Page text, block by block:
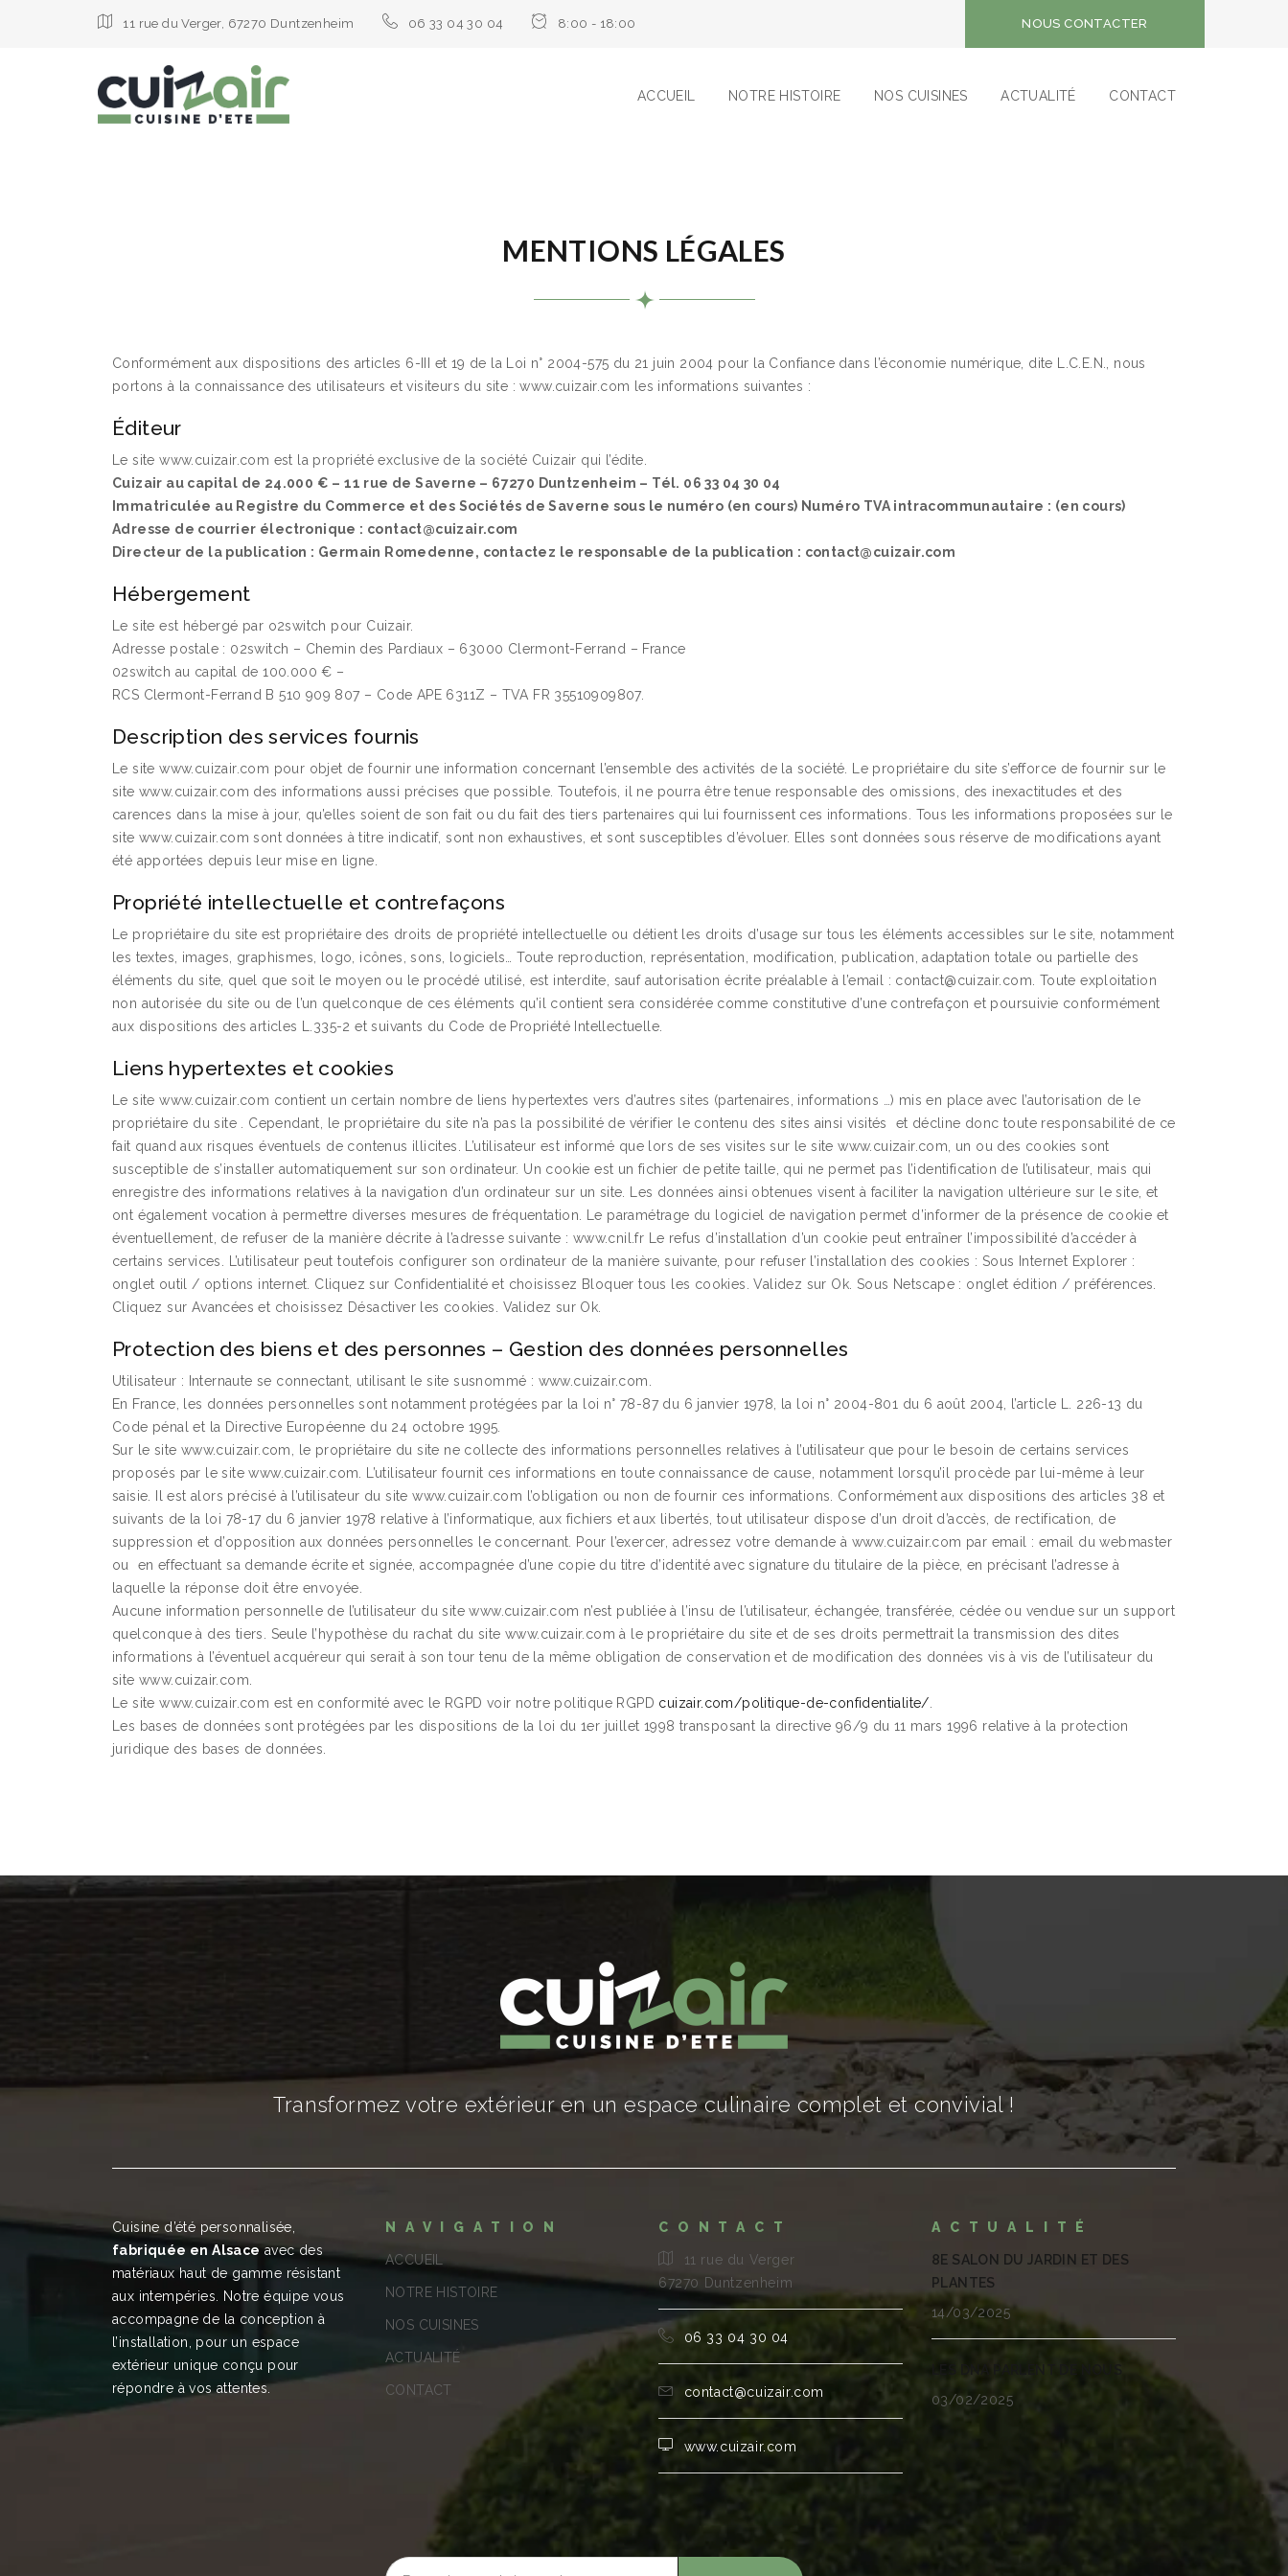
11 rue du Verger, 67270 Duntzenheim 06 33 04 30 04 8:00 - 18:00 NOUS CONTACTER
ACCUEIL NOTRE HISTOIRE NOS CUISINES ACTUALITÉ CONTACT
MENTIONS LÉGALES
Conformément aux dispositions des articles 6-III et 19 de la Loi n° 2004-575 du 21 juin 2004 pour la Confiance dans l’économie numérique, dite L.C.E.N., nous
portons à la connaissance des utilisateurs et visiteurs du site : www.cuizair.com les informations suivantes :
Éditeur
Le site www.cuizair.com est la propriété exclusive de la société Cuizair qui l’édite.
Cuizair au capital de 24.000 € – 11 rue de Saverne – 67270 Duntzenheim – Tél. 06 33 04 30 04
Immatriculée au Registre du Commerce et des Sociétés de Saverne sous le numéro (en cours) Numéro TVA intracommunautaire : (en cours)
Adresse de courrier électronique : contact@cuizair.com
Directeur de la publication : Germain Romedenne, contactez le responsable de la publication : contact@cuizair.com
Hébergement
Le site est hébergé par o2switch pour Cuizair.
Adresse postale : 02switch – Chemin des Pardiaux – 63000 Clermont-Ferrand – France
02switch au capital de 100.000 € –
RCS Clermont-Ferrand B 510 909 807 – Code APE 6311Z – TVA FR 35510909807.
Description des services fournis
Le site www.cuizair.com pour objet de fournir une information concernant l’ensemble des activités de la société. Le propriétaire du site s’efforce de fournir sur le
site www.cuizair.com des informations aussi précises que possible. Toutefois, il ne pourra être tenue responsable des omissions, des inexactitudes et des
carences dans la mise à jour, qu’elles soient de son fait ou du fait des tiers partenaires qui lui fournissent ces informations. Tous les informations proposées sur le
site www.cuizair.com sont données à titre indicatif, sont non exhaustives, et sont susceptibles d’évoluer. Elles sont données sous réserve de modifications ayant
été apportées depuis leur mise en ligne.
Propriété intellectuelle et contrefaçons
Le propriétaire du site est propriétaire des droits de propriété intellectuelle ou détient les droits d’usage sur tous les éléments accessibles sur le site, notamment
les textes, images, graphismes, logo, icônes, sons, logiciels… Toute reproduction, représentation, modification, publication, adaptation totale ou partielle des
éléments du site, quel que soit le moyen ou le procédé utilisé, est interdite, sauf autorisation écrite préalable à l’email : contact@cuizair.com. Toute exploitation
non autorisée du site ou de l’un quelconque de ces éléments qu’il contient sera considérée comme constitutive d’une contrefaçon et poursuivie conformément
aux dispositions des articles L.335-2 et suivants du Code de Propriété Intellectuelle.
Liens hypertextes et cookies
Le site www.cuizair.com contient un certain nombre de liens hypertextes vers d’autres sites (partenaires, informations …) mis en place avec l’autorisation de le
propriétaire du site . Cependant, le propriétaire du site n’a pas la possibilité de vérifier le contenu des sites ainsi visités et décline donc toute responsabilité de ce
fait quand aux risques éventuels de contenus illicites. L’utilisateur est informé que lors de ses visites sur le site www.cuizair.com, un ou des cookies sont
susceptible de s’installer automatiquement sur son ordinateur. Un cookie est un fichier de petite taille, qui ne permet pas l’identification de l’utilisateur, mais qui
enregistre des informations relatives à la navigation d’un ordinateur sur un site. Les données ainsi obtenues visent à faciliter la navigation ultérieure sur le site, et
ont également vocation à permettre diverses mesures de fréquentation. Le paramétrage du logiciel de navigation permet d’informer de la présence de cookie et
éventuellement, de refuser de la manière décrite à l’adresse suivante : www.cnil.fr Le refus d’installation d’un cookie peut entraîner l’impossibilité d’accéder à
certains services. L’utilisateur peut toutefois configurer son ordinateur de la manière suivante, pour refuser l’installation des cookies : Sous Internet Explorer :
onglet outil / options internet. Cliquez sur Confidentialité et choisissez Bloquer tous les cookies. Validez sur Ok. Sous Netscape : onglet édition / préférences.
Cliquez sur Avancées et choisissez Désactiver les cookies. Validez sur Ok.
Protection des biens et des personnes – Gestion des données personnelles
Utilisateur : Internaute se connectant, utilisant le site susnommé : www.cuizair.com.
En France, les données personnelles sont notamment protégées par la loi n° 78-87 du 6 janvier 1978, la loi n° 2004-801 du 6 août 2004, l’article L. 226-13 du
Code pénal et la Directive Européenne du 24 octobre 1995.
Sur le site www.cuizair.com, le propriétaire du site ne collecte des informations personnelles relatives à l’utilisateur que pour le besoin de certains services
proposés par le site www.cuizair.com. L’utilisateur fournit ces informations en toute connaissance de cause, notamment lorsqu’il procède par lui-même à leur
saisie. Il est alors précisé à l’utilisateur du site www.cuizair.com l’obligation ou non de fournir ces informations. Conformément aux dispositions des articles 38 et
suivants de la loi 78-17 du 6 janvier 1978 relative à l’informatique, aux fichiers et aux libertés, tout utilisateur dispose d’un droit d’accès, de rectification, de
suppression et d’opposition aux données personnelles le concernant. Pour l’exercer, adressez votre demande à www.cuizair.com par email : email du webmaster
ou en effectuant sa demande écrite et signée, accompagnée d’une copie du titre d’identité avec signature du titulaire de la pièce, en précisant l’adresse à
laquelle la réponse doit être envoyée.
Aucune information personnelle de l’utilisateur du site www.cuizair.com n’est publiée à l’insu de l’utilisateur, échangée, transférée, cédée ou vendue sur un support
quelconque à des tiers. Seule l’hypothèse du rachat du site www.cuizair.com à le propriétaire du site et de ses droits permettrait la transmission des dites
informations à l’éventuel acquéreur qui serait à son tour tenu de la même obligation de conservation et de modification des données vis à vis de l’utilisateur du
site www.cuizair.com.
Le site www.cuizair.com est en conformité avec le RGPD voir notre politique RGPD cuizair.com/politique-de-confidentialite/
Les bases de données sont protégées par les dispositions de la loi du 1er juillet 1998 transposant la directive 96/9 du 11 mars 1996 relative à la protection
juridique des bases de données.
Transformez votre extérieur en un espace culinaire complet et convivial !
Cuisine d’été personnalisée,
fabriquée en Alsace avec des
matériaux haut de gamme résistant
aux intempéries. Notre équipe vous
accompagne de la conception à
l’installation, pour un espace
extérieur unique conçu pour
répondre à vos attentes.
NAVIGATION
ACCUEIL
NOTRE HISTOIRE
NOS CUISINES
ACTUALITÉ
CONTACT
CONTACT
11 rue du Verger
67270 Duntzenheim
06 33 04 30 04
contact@cuizair.com
www.cuizair.com
ACTUALITÉ
8E SALON DU JARDIN ET DES
PLANTES
14/03/2025
03/02/2025